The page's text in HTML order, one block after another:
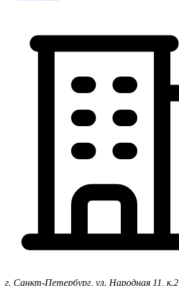
г. Санкт-Петербург, ул. Народная 11, к.2